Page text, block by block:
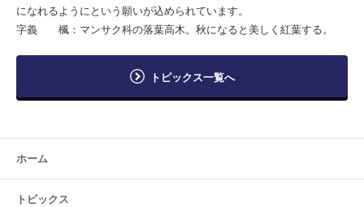
になれるようにという願いが込められています。
字義 楓：マンサク科の落葉高木。秋になると美しく紅葉する。
トピックス一覧へ
ホーム
トピックス